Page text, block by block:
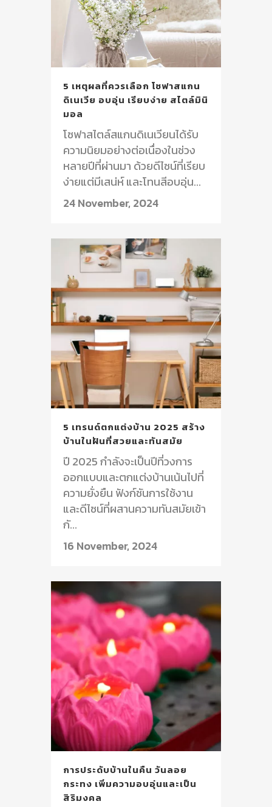
5 เหตุผลที่ควรเลือก โซฟาสแกน
ดิเนเวีย อบอุ่น เรียบง่าย สไตล์มินิ
มอล
โซฟาสไตล์สแกนดิเนเวียนได้รับ
ความนิยมอย่างต่อเนื่องในช่วง
หลายปีที่ผ่านมา ด้วยดีไซน์ที่เรียบ
ง่ายแต่มีเสน่ห์ และโทนสีอบอุ่น...
24 November, 2024
5 เทรนด์ตกแต่งบ้าน 2025 สร้าง
บ้านในฝันที่สวยและทันสมัย
ปี 2025 กำลังจะเป็นปีที่วงการ
ออกแบบและตกแต่งบ้านเน้นไปที่
ความยั่งยืน ฟังก์ชันการใช้งาน
และดีไซน์ที่ผสานความทันสมัยเข้า
กั...
16 November, 2024
การประดับบ้านในคืน วันลอย
กระทง เพิ่มความอบอุ่นและเป็น
สิริมงคล